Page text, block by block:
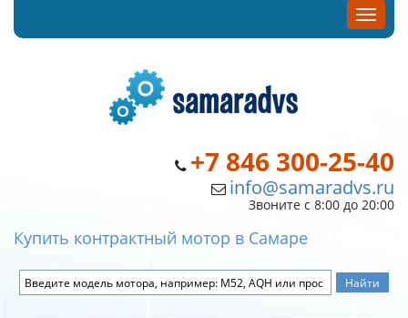
+7 846 300-25-40
info@samaradvs.ru
Звоните с 8:00 до 20:00
Купить контрактный мотор в Самаре